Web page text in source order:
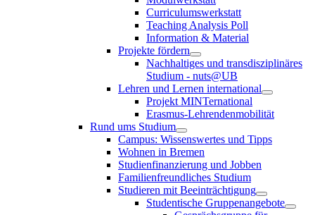
Curriculumswerkstatt
Teaching Analysis Poll
Information & Material
Projekte fördern
Nachhaltiges und transdisziplinäres
Studium - nuts@UB
Lehren und Lernen international
Projekt MINTernational
Erasmus-Lehrendenmobilität
Rund ums Studium
Campus: Wissenswertes und Tipps
Wohnen in Bremen
Studienfinanzierung und Jobben
Familienfreundliches Studium
Studieren mit Beeinträchtigung
Studentische Gruppenangebote